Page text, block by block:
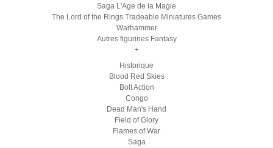
Saga L'Age de la Magie
The Lord of the Rings Tradeable Miniatures Games
Warhammer
Autres figurines Fantasy
+
Historique
Blood Red Skies
Bolt Action
Congo
Dead Man's Hand
Field of Glory
Flames of War
Saga